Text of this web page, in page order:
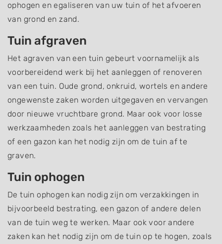
ophogen en egaliseren van uw tuin of het afvoeren
van grond en zand.
Tuin afgraven
Het agraven van een tuin gebeurt voornamelijk als
voorbereidend werk bij het aanleggen of renoveren
van een tuin. Oude grond, onkruid, wortels en andere
ongewenste zaken worden uitgegaven en vervangen
door nieuwe vruchtbare grond. Maar ook voor losse
werkzaamheden zoals het aanleggen van bestrating
of een gazon kan het nodig zijn om de tuin af te
graven.
Tuin ophogen
De tuin ophogen kan nodig zijn om verzakkingen in
bijvoorbeeld bestrating, een gazon of andere delen
van de tuin weg te werken. Maar ook voor andere
zaken kan het nodig zijn om de tuin op te hogen, zoals